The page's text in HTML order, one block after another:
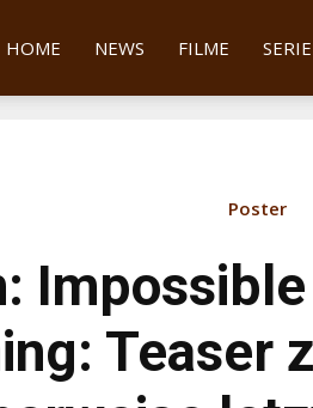
Filmfutter
HOME NEWS FILME
Poster
Impossible
Teaser